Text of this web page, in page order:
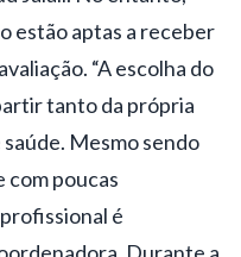
estão aptas a receber
“A escolha do
tanto da própria
Mesmo sendo
com poucas
é